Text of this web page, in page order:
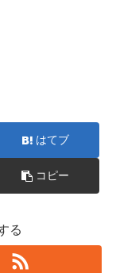
はてブ
コピー
る